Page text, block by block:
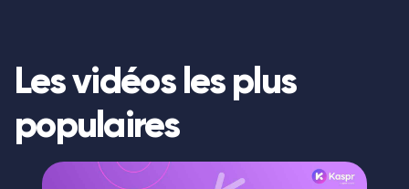
Les vidéos les plus
populaires